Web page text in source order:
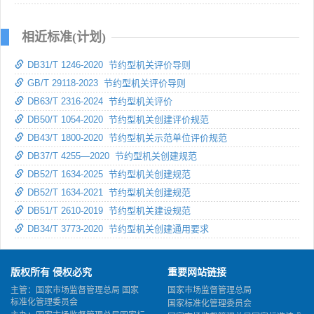
相近标准(计划)
DB31/T 1246-2020 节约型机关评价导则
GB/T 29118-2023 节约型机关评价导则
DB63/T 2316-2024 节约型机关评价
DB50/T 1054-2020 节约型机关创建评价规范
DB43/T 1800-2020 节约型机关示范单位评价规范
DB37/T 4255—2020 节约型机关创建规范
DB52/T 1634-2025 节约型机关创建规范
DB52/T 1634-2021 节约型机关创建规范
DB51/T 2610-2019 节约型机关建设规范
DB34/T 3773-2020 节约型机关创建通用要求
版权所有 侵权必究
主管：国家市场监督管理总局 国家
标准化管理委员会
重要网站链接
国家市场监督管理总局
国家标准化管理委员会